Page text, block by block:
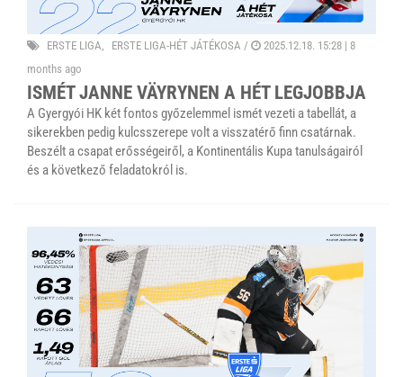
ERSTE LIGA ERSTE LIGA-HÉT JÁTÉKOSA / 2025.12.18. 15:28 | 8
months ago
ISMÉT JANNE VÄYRYNEN A HÉT LEGJOBBJA
A Gyergyói HK két fontos győzelemmel ismét vezeti a tabellát, a
sikerekben pedig kulcsszerepe volt a visszatérő finn csatárnak.
Beszélt a csapat erősségeiről, a Kontinentális Kupa tanulságairól
és a következő feladatokról is.